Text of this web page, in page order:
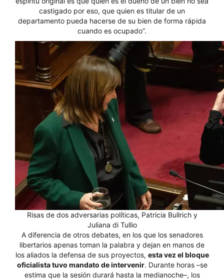
castigado por eso, que quien es titular de un
departamento pueda hacerse de su bien de forma rápida
cuando es ocupado”.
Risas de dos adversarias políticas, Patricia Bullrich y
Juliana di Tullio
A diferencia de otros debates, en los que los senadores
libertarios apenas toman la palabra y dejan en manos de
los aliados la defensa de sus proyectos, esta vez el bloque
oficialista tuvo mandato de intervenir. Durante horas –se
estima que la sesión durará hasta la medianoche–, los